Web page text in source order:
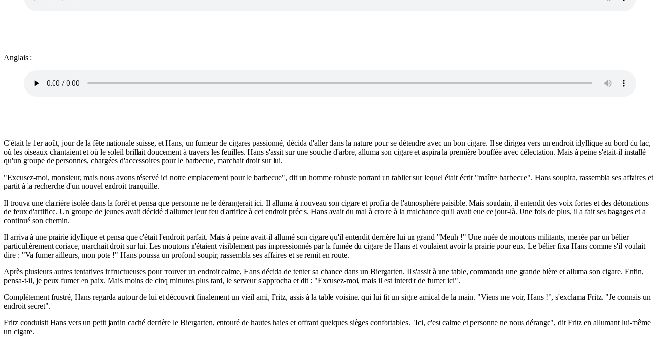
Anglais :
C'était le 1er août, jour de la fête nationale suisse, et Hans, un fumeur de cigares passionné, décida d'aller dans la nature pour se détendre avec un bon cigare. Il se dirigea vers un endroit idyllique au bord du lac,
où les oiseaux chantaient et où le soleil brillait doucement à travers les feuilles. Hans s'assit sur une souche d'arbre, alluma son cigare et aspira la première bouffée avec délectation. Mais à peine s'était-il installé
qu'un groupe de personnes, chargées d'accessoires pour le barbecue, marchait droit sur lui.
"Excusez-moi, monsieur, mais nous avons réservé ici notre emplacement pour le barbecue", dit un homme robuste portant un tablier sur lequel était écrit "maître barbecue". Hans soupira, rassembla ses affaires et
partit à la recherche d'un nouvel endroit tranquille.
Il trouva une clairière isolée dans la forêt et pensa que personne ne le dérangerait ici. Il alluma à nouveau son cigare et profita de l'atmosphère paisible. Mais soudain, il entendit des voix fortes et des détonations
de feux d'artifice. Un groupe de jeunes avait décidé d'allumer leur feu d'artifice à cet endroit précis. Hans avait du mal à croire à la malchance qu'il avait eue ce jour-là. Une fois de plus, il a fait ses bagages et a
continué son chemin.
Il arriva à une prairie idyllique et pensa que c'était l'endroit parfait. Mais à peine avait-il allumé son cigare qu'il entendit derrière lui un grand "Meuh !" Une nuée de moutons militants, menée par un bélier
particulièrement coriace, marchait droit sur lui. Les moutons n'étaient visiblement pas impressionnés par la fumée du cigare de Hans et voulaient avoir la prairie pour eux. Le bélier fixa Hans comme s'il voulait
dire : "Va fumer ailleurs, mon pote !" Hans poussa un profond soupir, rassembla ses affaires et se remit en route.
Après plusieurs autres tentatives infructueuses pour trouver un endroit calme, Hans décida de tenter sa chance dans un Biergarten. Il s'assit à une table, commanda une grande bière et alluma son cigare. Enfin,
pensa-t-il, je peux fumer en paix. Mais moins de cinq minutes plus tard, le serveur s'approcha et dit : "Excusez-moi, mais il est interdit de fumer ici".
Complètement frustré, Hans regarda autour de lui et découvrit finalement un vieil ami, Fritz, assis à la table voisine, qui lui fit un signe amical de la main. "Viens me voir, Hans !", s'exclama Fritz. "Je connais un
endroit secret".
Fritz conduisit Hans vers un petit jardin caché derrière le Biergarten, entouré de hautes haies et offrant quelques sièges confortables. "Ici, c'est calme et personne ne nous dérange", dit Fritz en allumant lui-même
un cigare.